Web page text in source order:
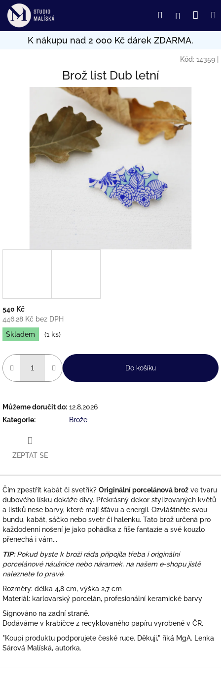
Přejít
obsah
HledatPřihlášení
Kód: 14359
Brož list Dub letní
540 Kč
446,28 Kč bez DPH
Měrná
cena:
Skladem (1 ks)
Do košíku
Můžeme doručit do: 12.8.2026
Kategorie: Brože
ZEPTAT SE
Čím zpestřit kabát či svetřík? Originální porcelánová brož ve tvaru
dubového lísku dokáže divy. Překrásný dekor stylizovaných květů
a lístků nese barvy, které mají šťávu a energii. Ozvláštněte svou
bundu, kabát, sáčko nebo svetr či halenku. Tato brož určená pro
každodenní nošení je jako pohádka z říše fantazie a své kouzlo
přenechá i vám...
TIP:Pokud byste k broži ráda připojila třeba i originální
porcelánové náušnice nebo náramek, na našem e-shopu jistě
naleznete to pravé.
Rozměry: délka 4,8 cm, výška 2,7 cm
Materiál: karlovarský porcelán, profesionální keramické barvy
Signováno na zadní straně.
Dodáváme v krabičce z recyklovaného papíru vyrobené v ČR.
"Koupí produktu podporujete české ruce. Děkuji," říká MgA. Lenka
Sárová Malíská, autorka.